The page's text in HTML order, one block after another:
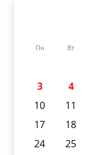
Пн Вт
3
4
10
11
17
18
24
25